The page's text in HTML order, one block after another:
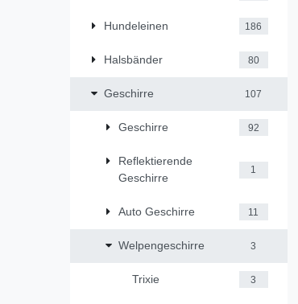
Hundeleinen 186
Halsbänder 80
Geschirre 107
Geschirre 92
Reflektierende
Geschirre
1
Auto Geschirre 11
Welpengeschirre 3
Trixie 3